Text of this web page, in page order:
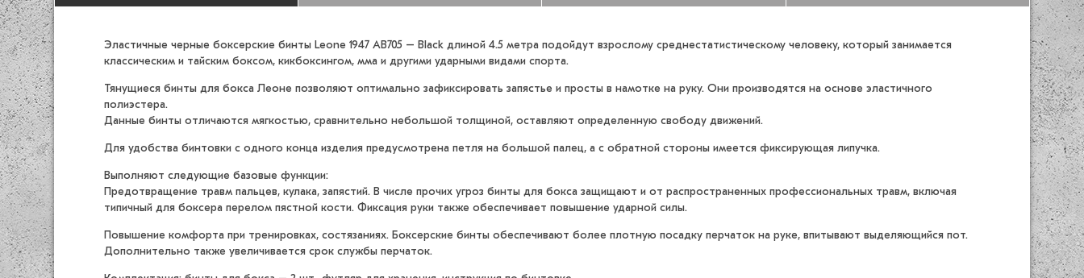
Эластичные черные боксерские бинты Leone 1947 AB705 – Black длиной 4.5 метра подойдут взрослому среднестатистическому человеку, который занимается
классическим и тайским боксом, кикбоксингом, мма и другими ударными видами спорта.
Тянущиеся бинты для бокса Леоне позволяют оптимально зафиксировать запястье и просты в намотке на руку. Они производятся на основе эластичного
полиэстера.
Данные бинты отличаются мягкостью, сравнительно небольшой толщиной, оставляют определенную свободу движений.
Для удобства бинтовки с одного конца изделия предусмотрена петля на большой палец, а с обратной стороны имеется фиксирующая липучка.
Выполняют следующие базовые функции:
Предотвращение травм пальцев, кулака, запястий. В числе прочих угроз бинты для бокса защищают и от распространенных профессиональных травм, включая
типичный для боксера перелом пястной кости. Фиксация руки также обеспечивает повышение ударной силы.
Повышение комфорта при тренировках, состязаниях. Боксерские бинты обеспечивают более плотную посадку перчаток на руке, впитывают выделяющийся пот.
Дополнительно также увеличивается срок службы перчаток.